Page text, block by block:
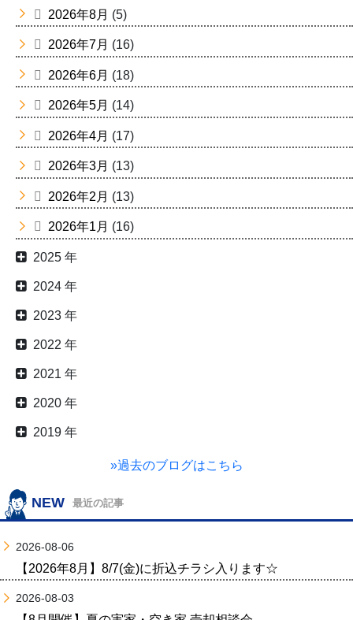
2026年8月 (5)
2026年7月 (16)
2026年6月 (18)
2026年5月 (14)
2026年4月 (17)
2026年3月 (13)
2026年2月 (13)
2026年1月 (16)
2025 年
2024 年
2023 年
2022 年
2021 年
2020 年
2019 年
»過去のブログはこちら
NEW 最近の記事
2026-08-06
【2026年8月】8/7(金)に折込チラシ入ります☆
2026-08-03